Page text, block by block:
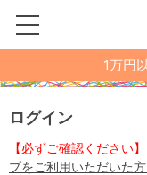
1万円
ログイン
【必ずご確認ください】
プをご利用いただいた